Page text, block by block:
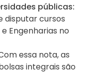
públicas:
disputar cursos
Engenharias no
essa nota, as
integrais são